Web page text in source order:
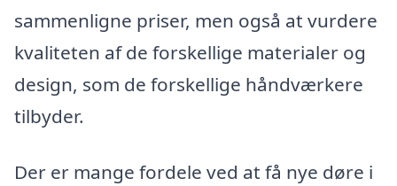
sammenligne priser, men også at vurdere
kvaliteten af de forskellige materialer og
design, som de forskellige håndværkere
tilbyder.
Der er mange fordele ved at få nye døre i